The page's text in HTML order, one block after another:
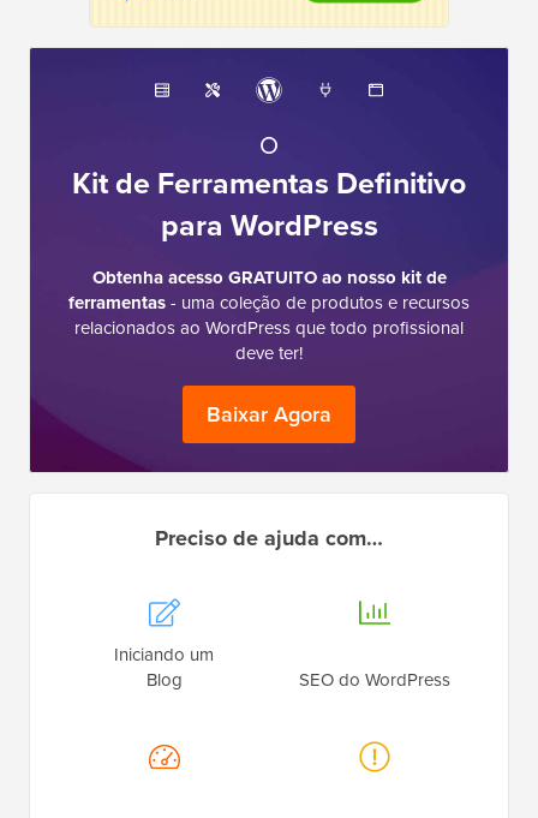
O
Kit de Ferramentas Definitivo
para WordPress
Obtenha acesso GRATUITO ao nosso kit de
ferramentas- uma coleção de produtos e recursos
relacionados ao WordPress que todo profissional
deve ter!
Baixar Agora
Preciso de ajuda com…
Iniciando um
Blog
SEO do WordPress